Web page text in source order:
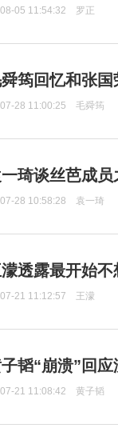
05 11:54:32 罗正
筠回忆和张
28 11:00:25 毛舜筠
琦谈丝芭成
28 10:58:28 袁一琦
透露最开始
21 11:12:57 王濛
韬“崩溃”回
21 11:08:42 黄子韬